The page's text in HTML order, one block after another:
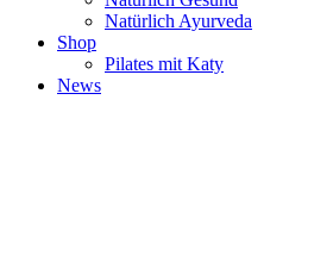
Natürlich Ayurveda
Shop
Pilates mit Katy
News